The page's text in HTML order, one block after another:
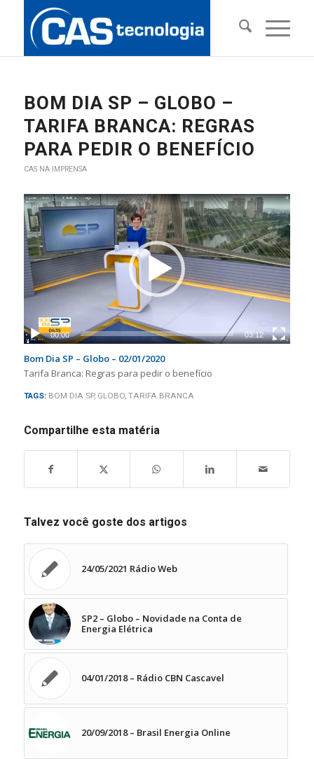
BOM DIA SP – GLOBO –
TARIFA BRANCA: REGRAS
PARA PEDIR O BENEFÍCIO
CAS NA IMPRENSA
00:00 03:12
Bom Dia SP – Globo – 02/01/2020
Tarifa Branca: Regras para pedir o benefício
TAGS: BOM DIA SP, GLOBO, TARIFA BRANCA
Compartilhe esta matéria
Talvez você goste dos artigos
24/05/2021 Rádio Web
SP2 – Globo – Novidade na Conta de
Energia Elétrica
04/01/2018 – Rádio CBN Cascavel
20/09/2018 – Brasil Energia Online